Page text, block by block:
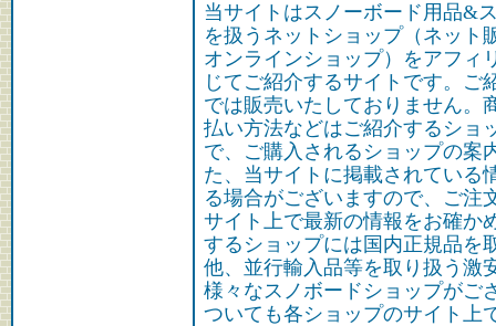
当サイトはスノーボード用品&
を扱うネットショップ（ネット
オンラインショップ）をアフィ
じてご紹介するサイトです。ご
では販売いたしておりません。
払い方法などはご紹介するショ
で、ご購入されるショップの案
た、当サイトに掲載されている
る場合がございますので、ご注
サイト上で最新の情報をお確か
するショップには国内正規品を
他、並行輸入品等を取り扱う激
様々なスノボードショップがご
ついても各ショップのサイト上